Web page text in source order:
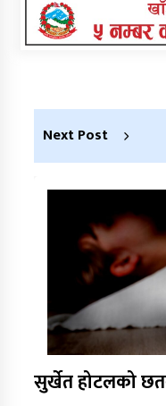
Next Post
सुर्खेत होटलको